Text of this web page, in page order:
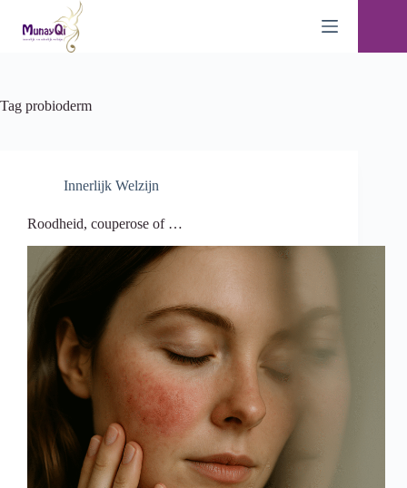
naar
Tag probioderm
Innerlijk Welzijn
Roodheid, couperose of …